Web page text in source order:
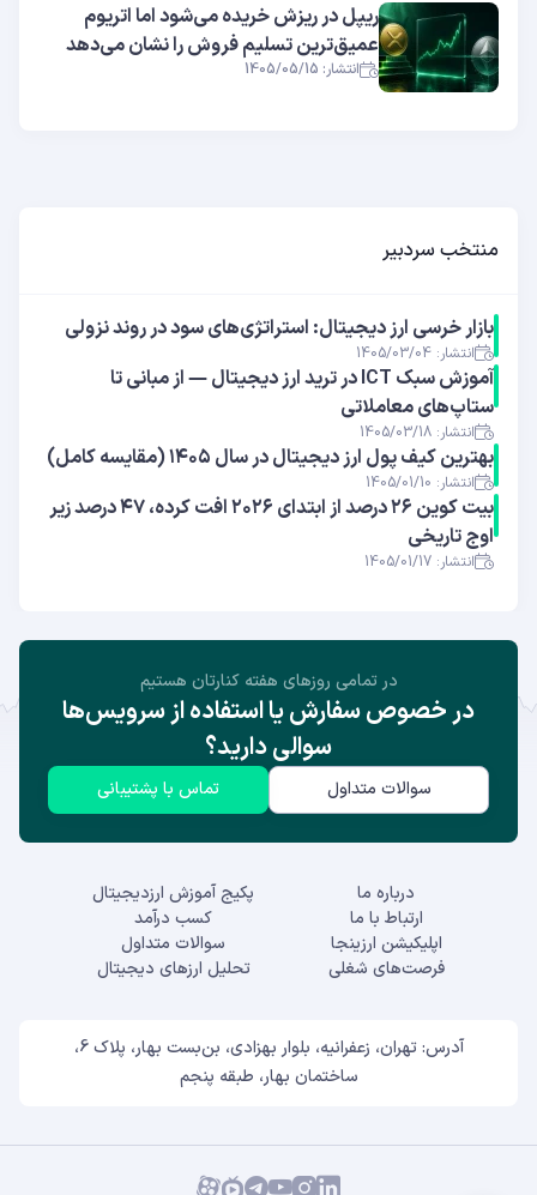
ریپل در ریزش خریده می‌شود اما اتریوم
عمیق‌ترین تسلیم فروش را نشان می‌دهد
انتشار: 1405/05/15
منتخب سردبیر
بازار خرسی ارز دیجیتال: استراتژی‌های سود در روند نزولی
انتشار: 1405/03/04
آموزش سبک ICT در ترید ارز دیجیتال — از مبانی تا
ستاپ‌های معاملاتی
انتشار: 1405/03/18
بهترین کیف پول ارز دیجیتال در سال ۱۴۰۵ (مقایسه کامل)
انتشار: 1405/01/10
بیت کوین ۲۶ درصد از ابتدای ۲۰۲۶ افت کرده، ۴۷ درصد زیر
اوج تاریخی
انتشار: 1405/01/17
در تمامی روز‌های هفته کنارتان هستیم
در خصوص سفارش یا استفاده از سرویس‌ها
سوالی دارید؟
سوالات متداول تماس با پشتیبانی
درباره ما
ارتباط با ما
اپلیکیشن ارزینجا
فرصت‌های شغلی
پکیج آموزش ارزدیجیتال
کسب درآمد
سوالات متداول
تحلیل ارزهای دیجیتال
آدرس: تهران، زعفرانیه، بلوار بهزادی، بن‌بست بهار، پلاک 6،
ساختمان بهار، طبقه پنجم